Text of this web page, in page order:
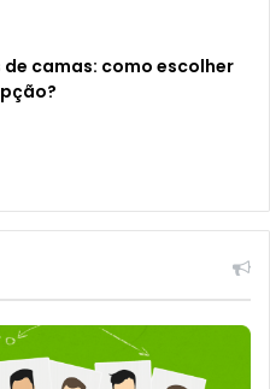
de camas: como escolher